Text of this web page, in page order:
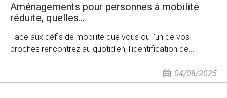
Aménagements pour personnes à mobilité
réduite, quelles...
Face aux défis de mobilité que vous ou l'un de vos
proches rencontrez au quotidien, l'identification de...
04/08/2025